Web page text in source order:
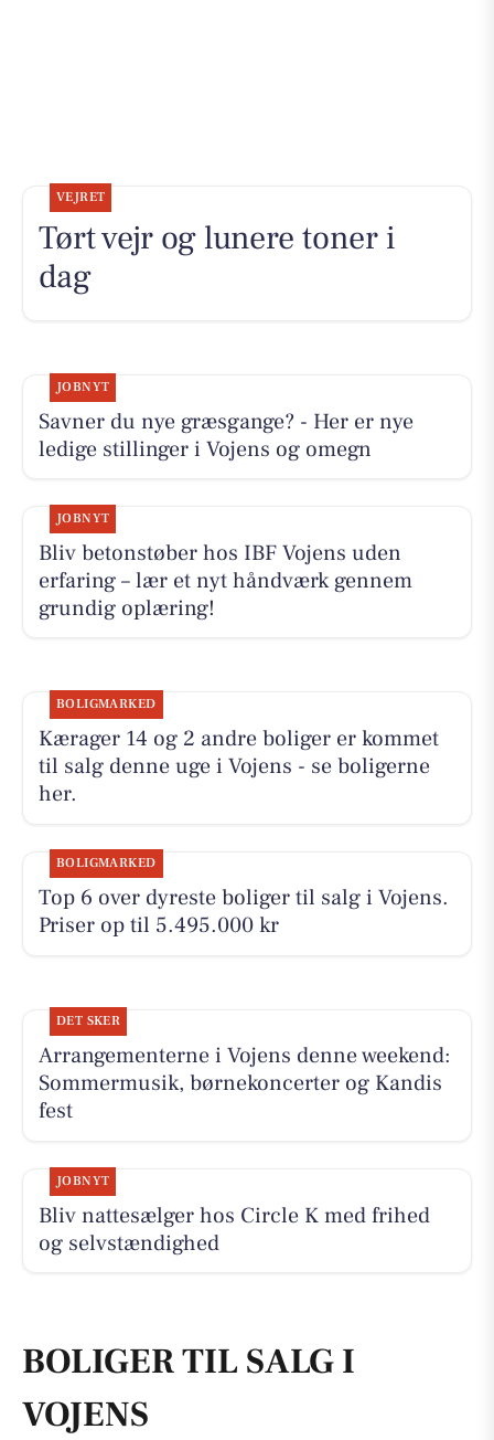
VEJRET
Tørt vejr og lunere toner i
dag
JOBNYT
Savner du nye græsgange? - Her er nye
ledige stillinger i Vojens og omegn
JOBNYT
Bliv betonstøber hos IBF Vojens uden
erfaring – lær et nyt håndværk gennem
grundig oplæring!
BOLIGMARKED
Kærager 14 og 2 andre boliger er kommet
til salg denne uge i Vojens - se boligerne
her.
BOLIGMARKED
Top 6 over dyreste boliger til salg i Vojens.
Priser op til 5.495.000 kr
DET SKER
Arrangementerne i Vojens denne weekend:
Sommermusik, børnekoncerter og Kandis
fest
JOBNYT
Bliv nattesælger hos Circle K med frihed
og selvstændighed
BOLIGER TIL SALG I
VOJENS